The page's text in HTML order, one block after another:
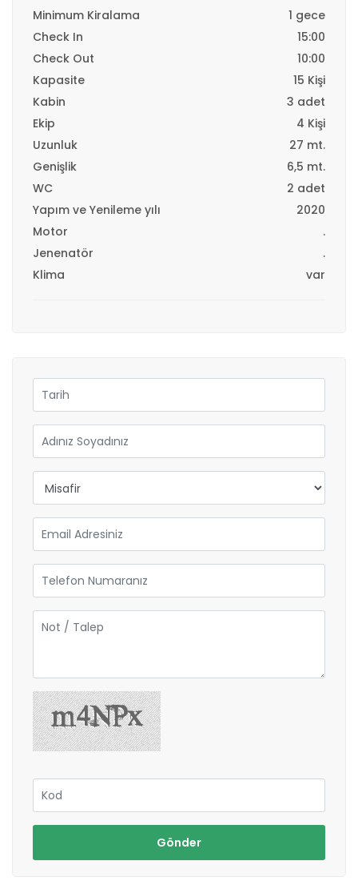
Minimum Kiralama
1 gece
Check In
15:00
Check Out
10:00
Kapasite
15 Kişi
Kabin
3 adet
Ekip
4 Kişi
Uzunluk
27 mt.
Genişlik
6,5 mt.
WC
2 adet
Yapım ve Yenileme yılı
2020
Motor
.
Jenenatör
.
Klima
var
Gönder